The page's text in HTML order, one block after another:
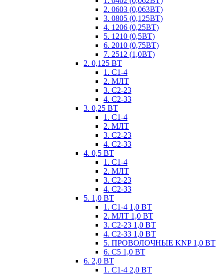
2. 0603 (0,063ВТ)
3. 0805 (0,125ВТ)
4. 1206 (0,25ВТ)
5. 1210 (0,5ВТ)
6. 2010 (0,75ВТ)
7. 2512 (1,0ВТ)
2. 0,125 ВТ
1. С1-4
2. МЛТ
3. С2-23
4. С2-33
3. 0,25 ВТ
1. С1-4
2. МЛТ
3. С2-23
4. С2-33
4. 0,5 ВТ
1. С1-4
2. МЛТ
3. С2-23
4. С2-33
5. 1,0 ВТ
1. С1-4 1,0 ВТ
2. МЛТ 1,0 ВТ
3. С2-23 1,0 ВТ
4. С2-33 1,0 ВТ
5. ПРОВОЛОЧНЫЕ KNP 1,0 ВТ
6. С5 1,0 ВТ
6. 2,0 ВТ
1. С1-4 2,0 ВТ